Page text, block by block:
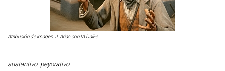
Atribución de imagen: J. Arias con IA Dall-e
sustantivo, peyorativo